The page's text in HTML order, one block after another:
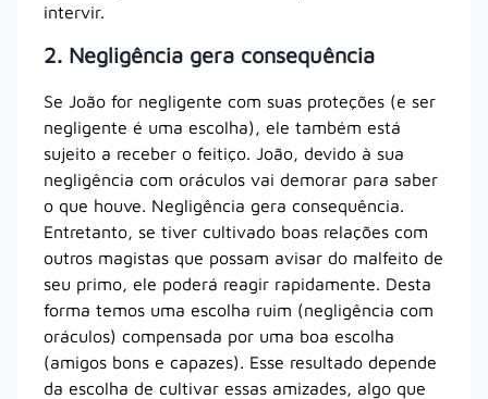
intervir.
2. Negligência gera consequência
Se João for negligente com suas proteções (e ser
negligente é uma escolha), ele também está
sujeito a receber o feitiço. João, devido à sua
negligência com oráculos vai demorar para saber
o que houve. Negligência gera consequência.
Entretanto, se tiver cultivado boas relações com
outros magistas que possam avisar do malfeito de
seu primo, ele poderá reagir rapidamente. Desta
forma temos uma escolha ruim (negligência com
oráculos) compensada por uma boa escolha
(amigos bons e capazes). Esse resultado depende
da escolha de cultivar essas amizades, algo que